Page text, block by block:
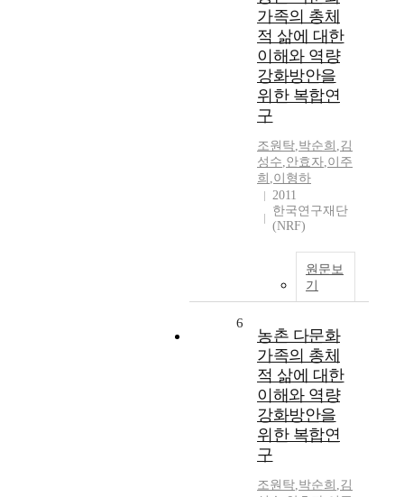
가족의 총체
적 삶에 대한
이해와 역량
강화방안을
위한 복합연
구
조원탁,박순희 ,김
성수,안효자,이주
희 ,이형하
2011
한국연구재단
(NRF)
원문보
기
6
농촌 다문화
가족의 총체
적 삶에 대한
이해와 역량
강화방안을
위한 복합연
구
조원탁,박순희 ,김